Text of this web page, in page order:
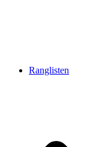
Ranglisten